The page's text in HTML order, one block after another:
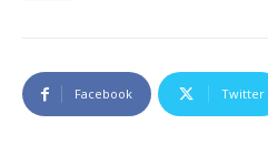
Facebook Twitter